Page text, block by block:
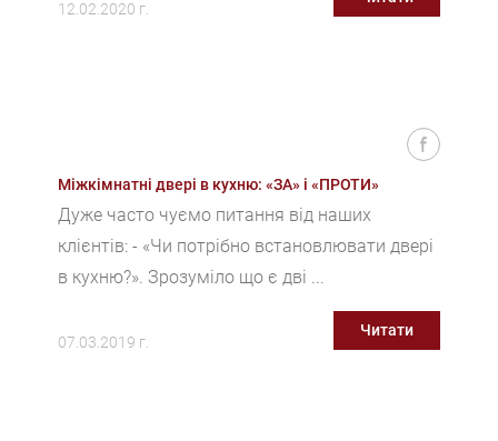
12.02.2020 г.
Міжкімнатні двері в кухню: «ЗА» і «ПРОТИ»
Дуже часто чуємо питання від наших
клієнтів: - «Чи потрібно встановлювати двері
в кухню?». Зрозуміло що є дві ...
07.03.2019 г.
Читати